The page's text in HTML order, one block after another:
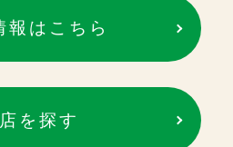
報はこちら
を探す